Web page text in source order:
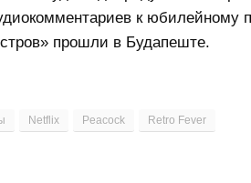
к
прошли в Будапеште.
Netflix Peacock Retro Fever